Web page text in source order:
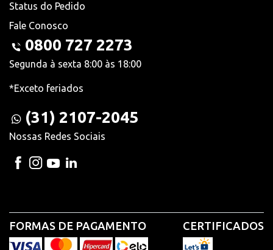
Status do Pedido
Fale Conosco
0800 727 2273
Segunda à sexta 8:00 às 18:00
*Exceto feriados
(31) 2107-2045
Nossas Redes Sociais
FORMAS DE PAGAMENTO CERTIFICADOS